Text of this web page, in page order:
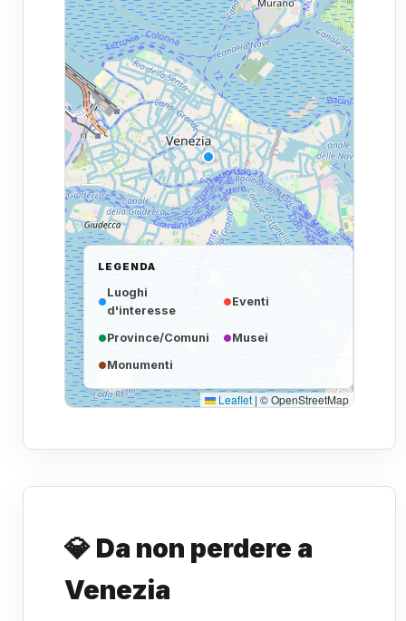
Leaflet | © OpenStreetMap
LEGENDA
Luoghi
d'interesse
Eventi
Province/Comuni
Musei
Monumenti
💎 Da non perdere a
Venezia